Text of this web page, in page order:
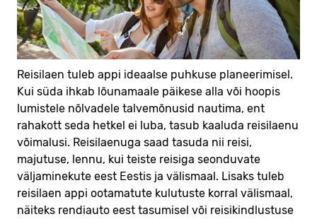
Reisilaen tuleb appi ideaalse puhkuse planeerimisel.
Kui süda ihkab lõunamaale päikese alla või hoopis
lumistele nõlvadele talvemõnusid nautima, ent
rahakott seda hetkel ei luba, tasub kaaluda reisilaenu
võimalusi. Reisilaenuga saad tasuda nii reisi,
majutuse, lennu, kui teiste reisiga seonduvate
väljaminekute eest Eestis ja välismaal. Lisaks tuleb
reisilaen appi ootamatute kulutuste korral välismaal,
näiteks rendiauto eest tasumisel või reisikindlustuse